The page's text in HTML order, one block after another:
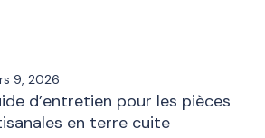
9, 2026
d’entretien pour les pièces
en terre cuite